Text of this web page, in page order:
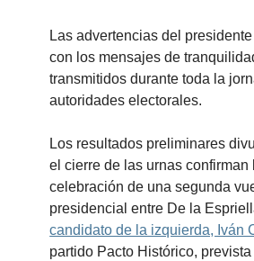
Las advertencias del
con los mensajes de
transmitidos durante toda la
autoridades electorales.
Los resultados preliminares
el cierre de las urnas confirman
celebración de una segunda
presidencial entre De la
candidato de la izquierda, Iván
partido Pacto Histórico, prevista